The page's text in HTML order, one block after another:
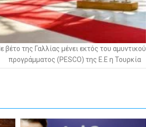
βέτο της Γαλλίας μένει εκτός του αμυντικού
προγράμματος (PESCO) της Ε.Ε η Τουρκία